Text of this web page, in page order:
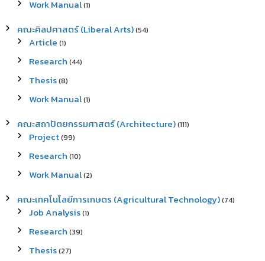
Work Manual(1)
คณะศิลปศาสตร์ (Liberal Arts)(54)
Article (1)
Research (44)
Thesis(8)
Work Manual(1)
คณะสถาปัตยกรรมศาสตร์ (Architecture)(111)
Project(99)
Research (10)
Work Manual(2)
คณะเทคโนโลยีการเกษตร (Agricultural Technology)(74)
Job Analysis(1)
Research (39)
Thesis(27)